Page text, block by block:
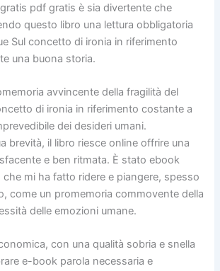
pdf gratis è sia divertente che
questo libro una lettura obbligatoria
Sul concetto di ironia in riferimento
una buona storia.
avvincente della fragilità del
di ironia in riferimento costante a
dei desideri umani.
brevità, il libro riesce online offrire una
e ben ritmata. È stato ebook
mi ha fatto ridere e piangere, spesso
come un promemoria commovente della
delle emozioni umane.
con una qualità sobria e snella
e-book parola necessaria e